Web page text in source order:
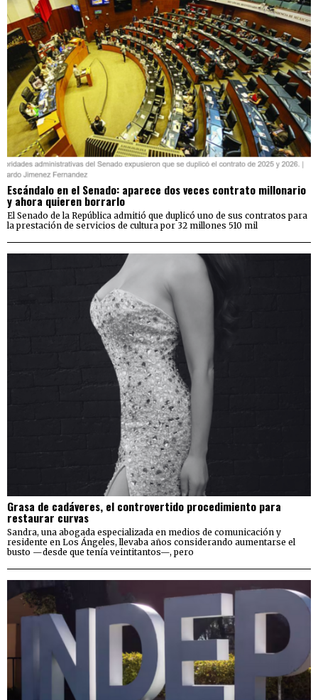
Escándalo en el Senado: aparece dos veces contrato millonario
y ahora quieren borrarlo
El Senado de la República admitió que duplicó uno de sus contratos para
la prestación de servicios de cultura por 32 millones 510 mil
Grasa de cadáveres, el controvertido procedimiento para
restaurar curvas
Sandra, una abogada especializada en medios de comunicación y
residente en Los Ángeles, llevaba años considerando aumentarse el
busto —desde que tenía veintitantos—, pero